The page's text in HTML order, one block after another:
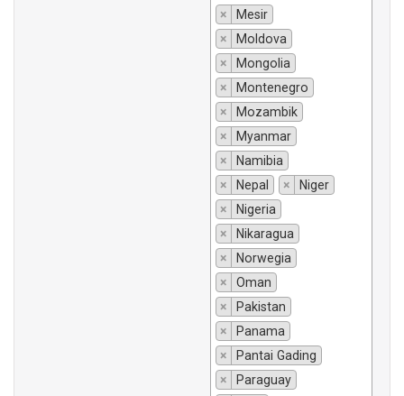
×
Mesir
×
Moldova
×
Mongolia
×
Montenegro
×
Mozambik
×
Myanmar
×
Namibia
×
Nepal ×
Niger
×
Nigeria
×
Nikaragua
×
Norwegia
×
Oman
×
Pakistan
×
Panama
×
Pantai Gading
×
Paraguay